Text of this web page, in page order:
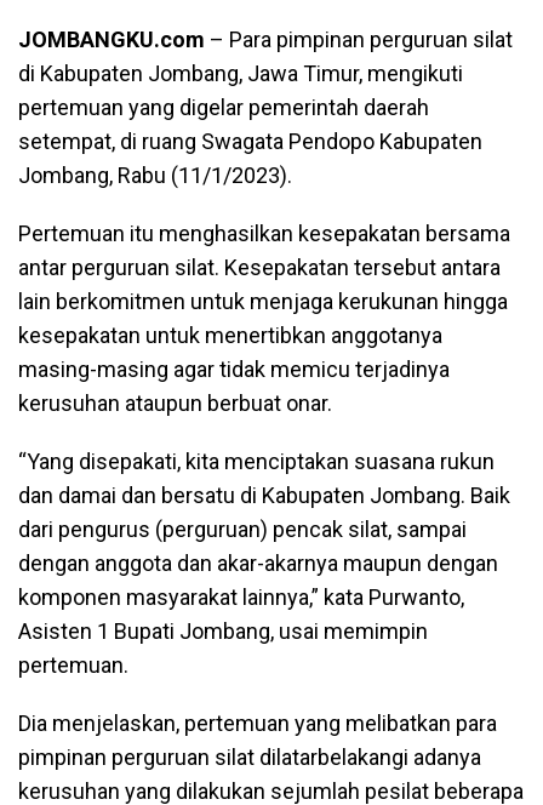
JOMBANGKU.com – Para pimpinan perguruan silat
di Kabupaten Jombang, Jawa Timur, mengikuti
pertemuan yang digelar pemerintah daerah
setempat, di ruang Swagata Pendopo Kabupaten
Jombang, Rabu (11/1/2023).
Pertemuan itu menghasilkan kesepakatan bersama
antar perguruan silat. Kesepakatan tersebut antara
lain berkomitmen untuk menjaga kerukunan hingga
kesepakatan untuk menertibkan anggotanya
masing-masing agar tidak memicu terjadinya
kerusuhan ataupun berbuat onar.
“Yang disepakati, kita menciptakan suasana rukun
dan damai dan bersatu di Kabupaten Jombang. Baik
dari pengurus (perguruan) pencak silat, sampai
dengan anggota dan akar-akarnya maupun dengan
komponen masyarakat lainnya,” kata Purwanto,
Asisten 1 Bupati Jombang, usai memimpin
pertemuan.
Dia menjelaskan, pertemuan yang melibatkan para
pimpinan perguruan silat dilatarbelakangi adanya
kerusuhan yang dilakukan sejumlah pesilat beberapa